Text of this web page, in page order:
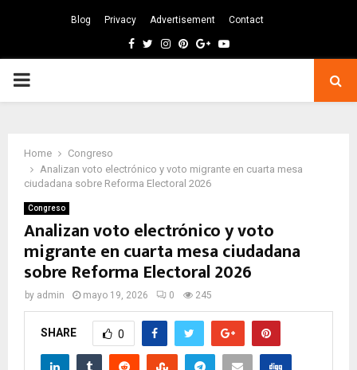
Blog Privacy Advertisement Contact
Facebook
TwitterInstagram
Pinterest
GoogleYoutube
PRIMARY
Home
Congreso
Analizan voto electrónico y voto migrante en cuarta mesa
ciudadana sobre Reforma Electoral 2026
Congreso
Analizan voto electrónico y voto
migrante en cuarta mesa ciudadana
sobre Reforma Electoral 2026
by admin mayo 19, 2026 0 245
SHARE 0